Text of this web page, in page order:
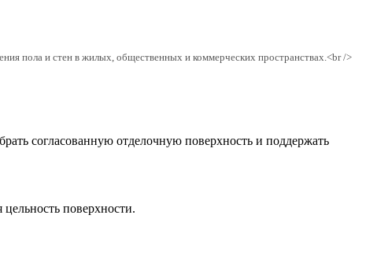
пола и стен в жилых, общественных и коммерческих пространствах.<br />
согласованную отделочную поверхность и поддержать
поверхности.